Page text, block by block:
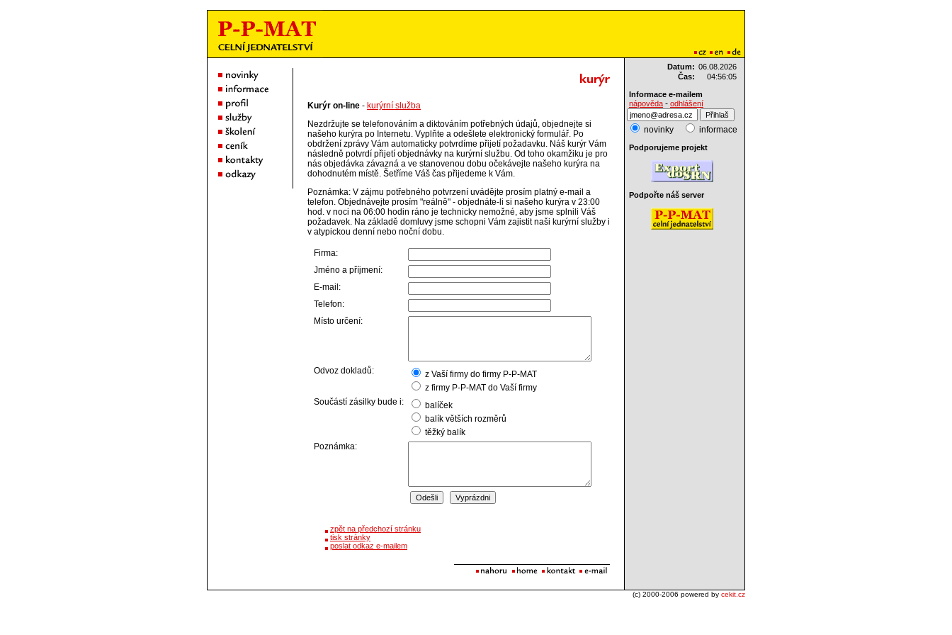
Kurýr on-line - kurýrní služba
Nezdržujte se telefonováním a diktováním potřebných údajů, objednejte si
našeho kurýra po Internetu. Vyplňte a odešlete elektronický formulář. Po
obdržení zprávy Vám automaticky potvrdíme přijetí požadavku. Náš kurýr Vám
následně potvrdí přijetí objednávky na kurýrní službu. Od toho okamžiku je pro
nás objedávka závazná a ve stanovenou dobu očekávejte našeho kurýra na
dohodnutém místě. Šetříme Váš čas přijedeme k Vám.
Poznámka: V zájmu potřebného potvrzení uvádějte prosím platný e-mail a
telefon. Objednávejte prosím "reálně" - objednáte-li si našeho kurýra v 23:00
hod. v noci na 06:00 hodin ráno je technicky nemožné, aby jsme splnili Váš
požadavek. Na základě domluvy jsme schopni Vám zajistit naši kurýrní služby i
v atypickou denní nebo noční dobu.
Firma:
Jméno a příjmení:
E-mail:
Telefon:
Místo určení:
Odvoz dokladů:
z Vaší firmy do firmy P-P-MAT
z firmy P-P-MAT do Vaší firmy
Součástí zásilky bude i:
balíček
balík větších rozměrů
těžký balík
Poznámka:
Datum: 06.08.2026
Čas:
04:56:05
Informace e-mailem
nápověda - odhlášení
novinky informace
Podporujeme projekt
Podpořte náš server
zpět na předchozí stránku
tisk stránky
poslat odkaz e-mailem
(c) 2000-2006 powered by cekit.cz